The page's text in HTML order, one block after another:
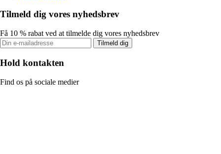
Tilmeld dig vores nyhedsbrev
Få 10 % rabat ved at tilmelde dig vores nyhedsbrev
Tilmeld dig
Hold kontakten
Find os på sociale medier